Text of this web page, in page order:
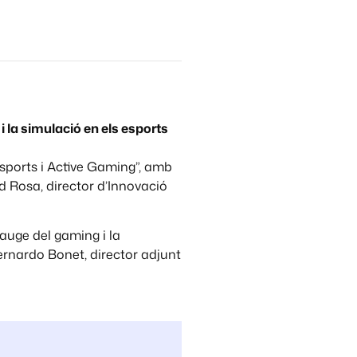
la simulació en els esports
i Active Gaming”, amb
director d’Innovació
del gaming i la
Bonet, director adjunt